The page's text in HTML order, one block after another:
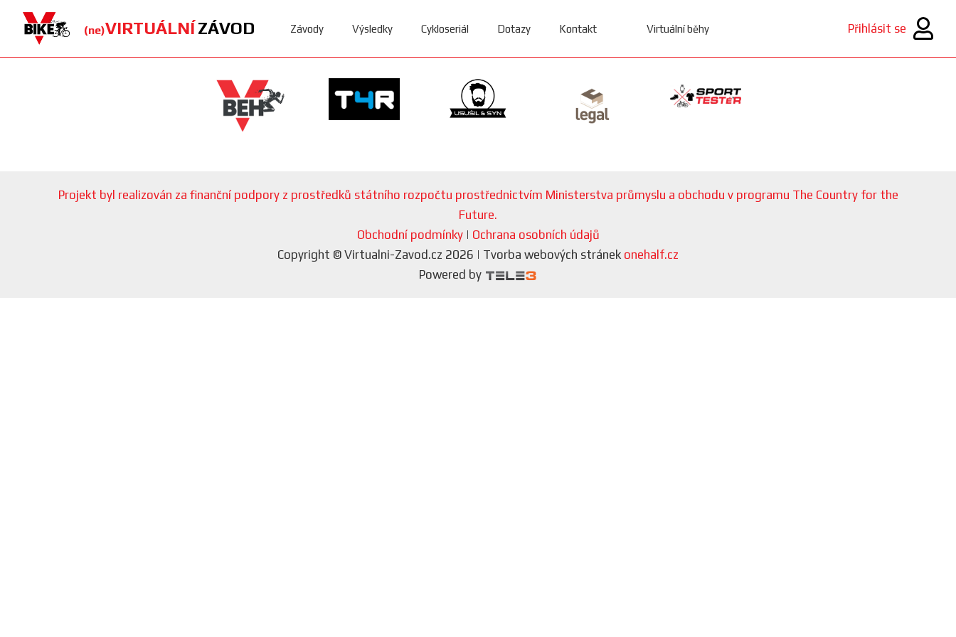
(ne)VIRTUÁLNÍ ZÁVOD Závody Výsledky Cykloseriál Dotazy Kontakt Virtuální běhy Přihlásit se
Projekt byl realizován za finanční podpory z prostředků státního rozpočtu prostřednictvím Ministerstva průmyslu a obchodu v programu The Country for the
Future.
Obchodní podmínky| Ochrana osobních údajů
Copyright © Virtualni-Zavod.cz 2026 | Tvorba webových stránek onehalf.cz
Powered by